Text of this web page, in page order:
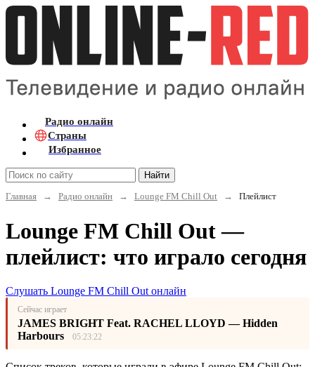
Радио онлайн
Страны
Избранное
Найти
Главная
→ Радио онлайн → Lounge FM Chill Out → Плейлист
Lounge FM Chill Out —
плейлист: что играло сегодня
Слушать Lounge FM Chill Out онлайн
Сейчас играет
JAMES BRIGHT Feat. RACHEL LLOYD — Hidden
Harbours
05:23:22